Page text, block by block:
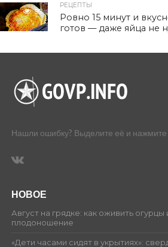
99
РЕЦЕПТЫ
Ровно 15 минут и
готов — даже яйца не
Нашли ошибку? Выделите её и нажмите
НОВОЕ
Август на грядке: как оживить огурцы
плодоношение
«Дети часами сидят в укрытиях»: